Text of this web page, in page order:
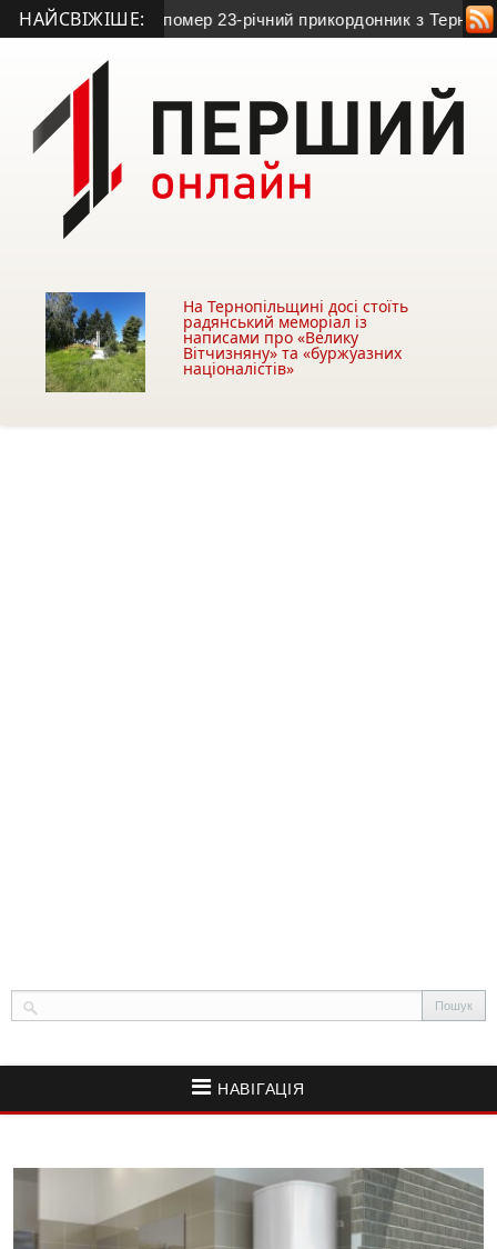
НАЙСВІЖІШЕ:
Донеччині помер 23-річний прикордонник з Тернопільщини
На Тернопільщині досі стоїть
радянський меморіал із
написами про «Велику
Вітчизняну» та «буржуазних
націоналістів»
НАВІГАЦІЯ